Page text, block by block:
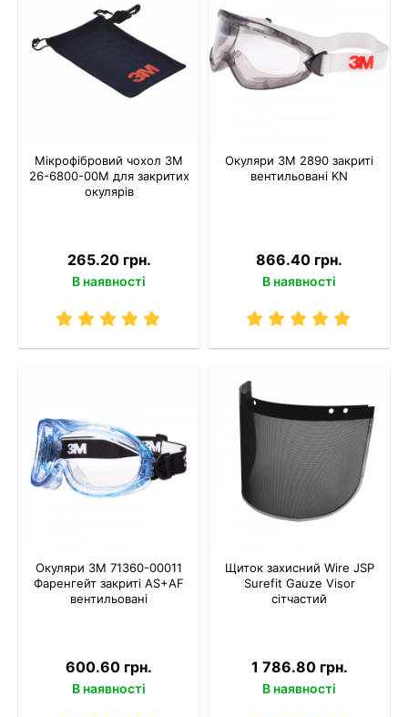
Мікрофібровий чохол 3M
26-6800-00M для закритих
окулярів
265.20 грн.
В наявності
Окуляри 3M 2890 закриті
вентильовані KN
866.40 грн.
В наявності
Окуляри 3M 71360-00011
Фаренгейт закриті AS+AF
вентильовані
600.60 грн.
В наявності
Щиток захисний Wire JSP
Surefit Gauze Visor
сітчастий
1 786.80 грн.
В наявності